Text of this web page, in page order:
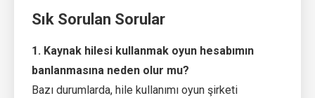
Sık Sorulan Sorular
1. Kaynak hilesi kullanmak oyun hesabımın
banlanmasına neden olur mu?
Bazı durumlarda, hile kullanımı oyun şirketi